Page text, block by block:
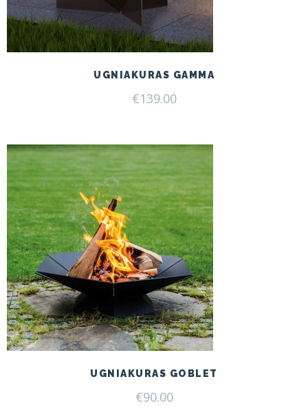
UGNIAKURAS GAMMA
€139.00
UGNIAKURAS GOBLET
€90.00